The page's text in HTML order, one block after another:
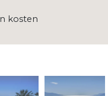
kosten